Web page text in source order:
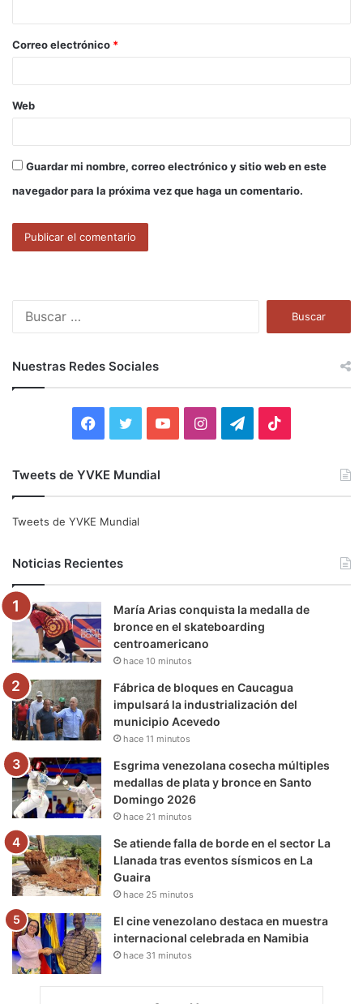
*
Correo electrónico *
Web
Guardar mi nombre, correo electrónico y sitio web en este
navegador para la próxima vez que haga un comentario.
:
Nuestras Redes Sociales
e
o
o
k
t
e
r
b
e
I
g
r
a
m
r
a
k
Tweets de YVKE Mundial
Tweets de YVKE Mundial
Noticias Recientes
María Arias conquista la medalla de
bronce en el skateboarding
centroamericano
hace 10 minutos
Fábrica de bloques en Caucagua
impulsará la industrialización del
municipio Acevedo
hace 11 minutos
Esgrima venezolana cosecha múltiples
medallas de plata y bronce en Santo
Domingo 2026
hace 21 minutos
Se atiende falla de borde en el sector La
Llanada tras eventos sísmicos en La
Guaira
hace 25 minutos
El cine venezolano destaca en muestra
internacional celebrada en Namibia
hace 31 minutos